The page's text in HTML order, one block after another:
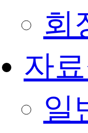
회
자
일